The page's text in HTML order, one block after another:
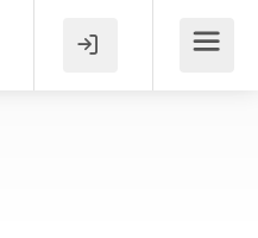
Menú